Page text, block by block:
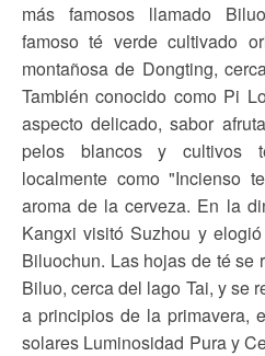
más famosos llamado
famoso té verde cultivado
montañosa de Dongting,
También conocido como Pi
aspecto delicado, sabor
pelos blancos y cultivos
localmente como "Incienso
aroma de la cerveza. En la
Kangxi visitó Suzhou y
Biluochun. Las hojas de té se
Biluo, cerca del lago Tai, y se
a principios de la primavera,
solares Luminosidad Pura y